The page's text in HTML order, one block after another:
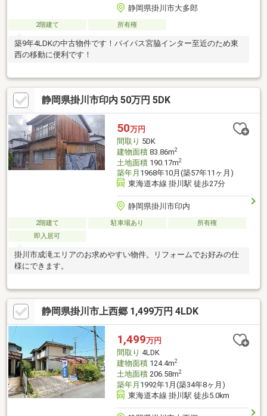
静岡県掛川市大多郎
2階建て 所有権
築9年4LDKの中古物件です！バイパス宮脇インター至近のため東
西の移動に便利です！
静岡県掛川市印内 50万円 5DK
50万円
間取り 5DK
建物面積83.86m2
土地面積190.17m2
築年月 1968年10月(築57年11ヶ月)
東海道本線 掛川駅 徒歩27分
静岡県掛川市印内
2階建て 駐車場あり
所有権
即入居可
掛川市成滝エリアのお求めやすい物件。リフォームでお好みの仕
様にできます。
静岡県掛川市上西郷 1,499万円 4LDK
1,499万円
間取り 4LDK
建物面積124.4m2
土地面積206.58m2
築年月 1992年1月(築34年8ヶ月)
東海道本線 掛川駅 徒歩5.0km